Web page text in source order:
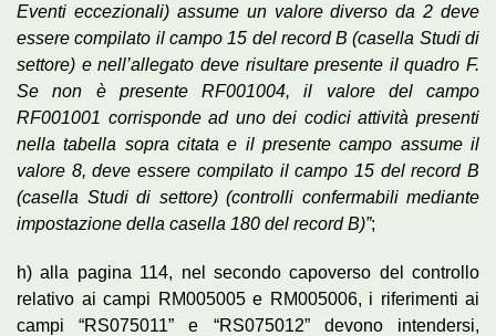
Eventi eccezionali) assume un valore diverso da 2 deve
essere compilato il campo 15 del record B (casella Studi di
settore) e nell’allegato deve risultare presente il quadro F.
Se non è presente RF001004, il valore del campo
RF001001 corrisponde ad uno dei codici attività presenti
nella tabella sopra citata e il presente campo assume il
valore 8, deve essere compilato il campo 15 del record B
(casella Studi di settore) (controlli confermabili mediante
impostazione della casella 180 del record B)”;
h) alla pagina 114, nel secondo capoverso del controllo
relativo ai campi RM005005 e RM005006, i riferimenti ai
campi “RS075011” e “RS075012” devono intendersi,